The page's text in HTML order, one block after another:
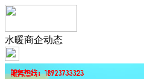
水暖商企动态